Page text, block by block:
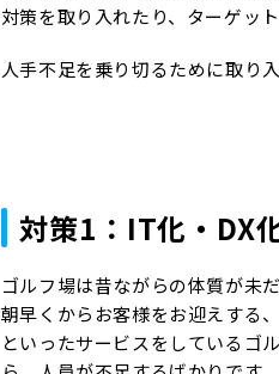
対策を取り入れたり、ターゲッ
人手不足を乗り切るために取り
対策1：IT化・DX
ゴルフ場は昔ながらの体質が未
朝早くからお客様をお迎えする
といったサービスをしているゴ